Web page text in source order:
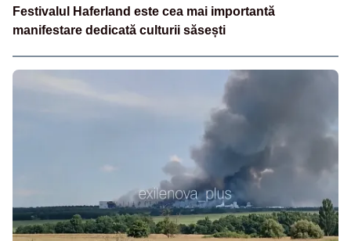
Festivalul Haferland este cea mai importantă
manifestare dedicată culturii săsești